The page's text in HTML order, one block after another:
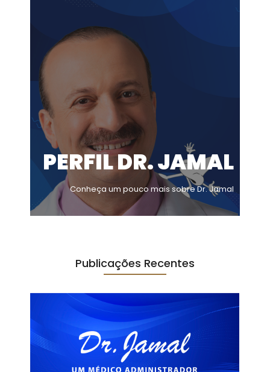
PERFIL DR. JAMAL
Conheça um pouco mais sobre Dr. Jamal
Publicações Recentes